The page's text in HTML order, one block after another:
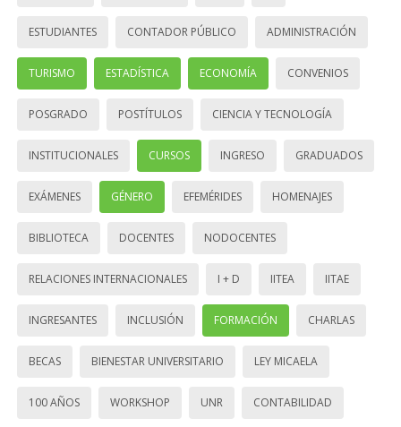
ESTUDIANTES CONTADOR PÚBLICO ADMINISTRACIÓN
TURISMO ESTADÍSTICA ECONOMÍA CONVENIOS
POSGRADO POSTÍTULOS CIENCIA Y TECNOLOGÍA
INSTITUCIONALES CURSOS INGRESO GRADUADOS
EXÁMENES GÉNERO EFEMÉRIDES HOMENAJES
BIBLIOTECA DOCENTES NODOCENTES
RELACIONES INTERNACIONALES I + D IITEA IITAE
INGRESANTES INCLUSIÓN FORMACIÓN CHARLAS
BECAS BIENESTAR UNIVERSITARIO LEY MICAELA
100 AÑOS WORKSHOP UNR CONTABILIDAD